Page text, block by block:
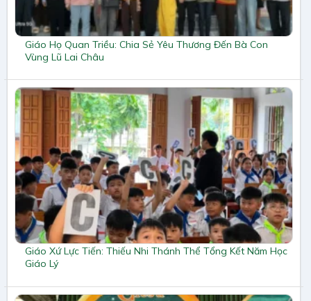
Giáo Họ Quan Triều: Chia Sẻ Yêu Thương Đến Bà Con
Vùng Lũ Lai Châu
Giáo Xứ Lực Tiến: Thiếu Nhi Thánh Thể Tổng Kết Năm Học
Giáo Lý